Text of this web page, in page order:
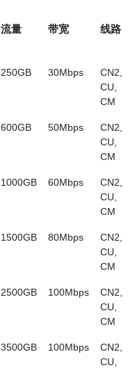
流量 带宽 线路
250GB 30Mbps
CN2,
CU,
CM
600GB 50Mbps
CN2,
CU,
CM
1000GB 60Mbps
CN2,
CU,
CM
1500GB 80Mbps
CN2,
CU,
CM
2500GB 100Mbps
CN2,
CU,
CM
3500GB 100Mbps
CN2,
CU,